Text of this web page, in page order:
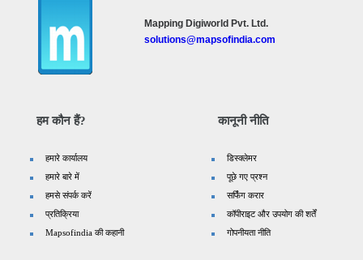
Mapping Digiworld Pvt. Ltd.
solutions@mapsofindia.com
हम कौन हैं?
हमारे कार्यालय
हमारे बारे में
हमसे संपर्क करें
प्रतिक्रिया
Mapsofindia की कहानी
कानूनी नीति
डिस्क्लेमर
पूछे गए प्रश्न
सर्फिंग करार
कॉपीराइट और उपयोग की शर्तें
गोपनीयता नीति